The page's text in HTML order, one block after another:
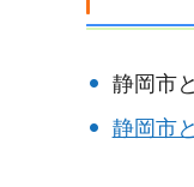
静岡市
静岡市